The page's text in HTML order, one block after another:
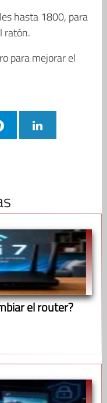
hasta 1800, para
ratón.
para mejorar el
el router?